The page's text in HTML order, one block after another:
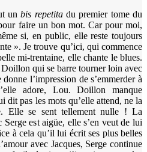
unbis repetitadu premier tome du
faire un bon mot. Car pour moi,
si, en public, elle reste toujours
». Je trouve qu’ici, qui commence
mi-trentaine, elle chante le blues.
Doillon qui se barre tourner loin avec
l’impression de s’emmerder à
adore, Lou. Doillon manque
dit pas les mots qu’elle attend, ne la
Elle se sent tellement nulle ! La
est aigüe, elle s’en veut de lui
à cela qu’il lui écrit ses plus belles
avec Jacques, Serge continue